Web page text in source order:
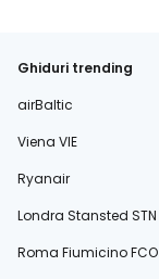
Ghiduri trending
airBaltic
Viena VIE
Ryanair
Londra Stansted STN
Roma Fiumicino FCO